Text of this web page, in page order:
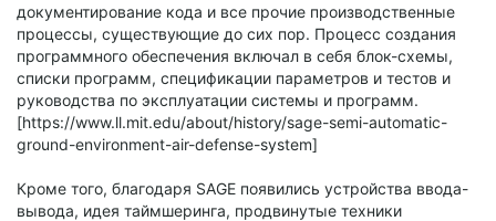
документирование кода и все прочие производственные
процессы, существующие до сих пор. Процесс создания
программного обеспечения включал в себя блок-схемы,
списки программ, спецификации параметров и тестов и
руководства по эксплуатации системы и программ.
[https://www.ll.mit.edu/about/history/sage-semi-automatic-
ground-environment-air-defense-system]
Кроме того, благодаря SAGE появились устройства ввода-
вывода, идея таймшеринга, продвинутые техники